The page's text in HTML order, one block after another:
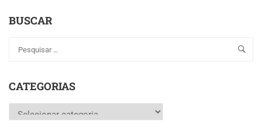
BUSCAR
CATEGORIAS
Categorias